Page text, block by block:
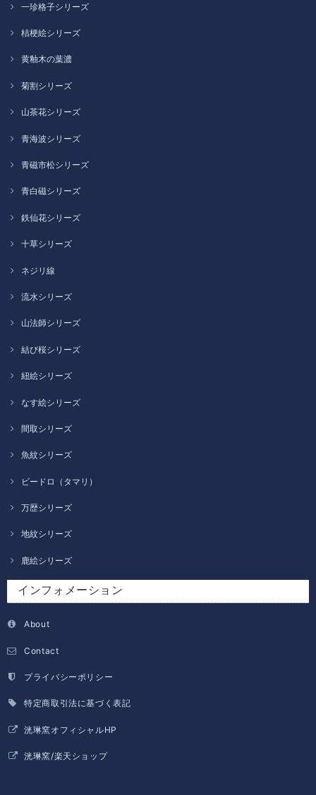
一珍格子シリーズ
桔梗絵シリーズ
黄釉木の葉濃
菊割シリーズ
山茶花シリーズ
青海波シリーズ
青磁市松シリーズ
青白磁シリーズ
鉄仙花シリーズ
十草シリーズ
ネジリ線
流水シリーズ
山法師シリーズ
結び桜シリーズ
紐絵シリーズ
なす絵シリーズ
間取シリーズ
魚紋シリーズ
ビードロ（タマリ）
万歴シリーズ
地紋シリーズ
鹿絵シリーズ
インフォメーション
About
Contact
プライバシーポリシー
特定商取引法に基づく表記
洸琳窯オフィシャルHP
洸琳窯/楽天ショップ